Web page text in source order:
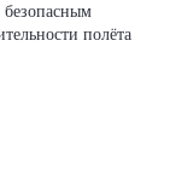
безопасным
полёта